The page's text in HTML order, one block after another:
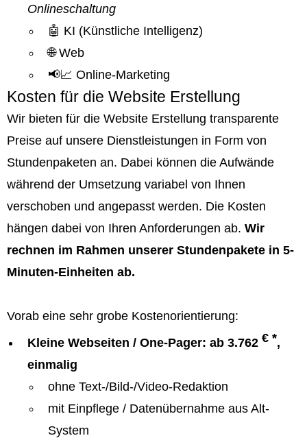
Onlineschaltung
🤖 KI (Künstliche Intelligenz)
🌐 Web
📢📈 Online-Marketing
Kosten für die Website Erstellung
Wir bieten für die Website Erstellung transparente
Preise auf unsere Dienstleistungen in Form von
Stundenpaketen an. Dabei können die Aufwände
während der Umsetzung variabel von Ihnen
verschoben und angepasst werden. Die Kosten
hängen dabei von Ihren Anforderungen ab. Wir
rechnen im Rahmen unserer Stundenpakete in 5-
Minuten-Einheiten ab.
Vorab eine sehr grobe Kostenorientierung:
Kleine Webseiten / One-Pager: ab 3.762 € *,
einmalig
ohne Text-/Bild-/Video-Redaktion
mit Einpflege / Datenübernahme aus Alt-
System